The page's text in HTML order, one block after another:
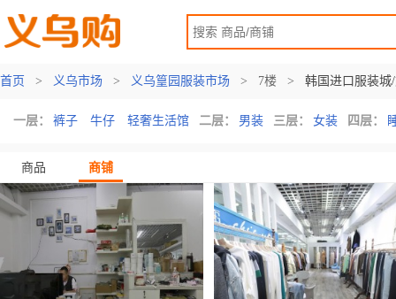
首页 > 义乌市场 > 义乌篁园服装市场 > 7楼 > 韩国进口服装城
一层： 裤子 牛仔 轻奢生活馆 二层： 男装 三层： 女装 四层：
商品 商铺